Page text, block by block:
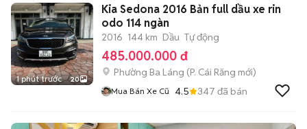
1 phút trước 20
Kia Sedona 2016 Bản full dầu xe rin
odo 114 ngàn
2016 144 km Dầu Tự động
485.000.000 đ
Phường Ba Láng (P. Cái Răng mới)
Mua Bán Xe Cũ 4.5 347 đã bán